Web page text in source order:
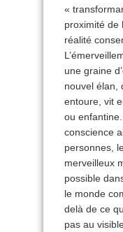
«
proximité de
réalité
une graine
nouvel élan,
entoure, vit
ou
conscience
personnes,
merveilleux
possible
le monde
delà de ce
pas au